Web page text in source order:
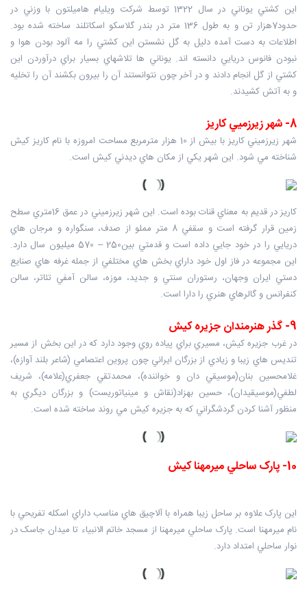
اين کشتي يوناني در سال 1322 توسط شرکت ويليام هاميلتون با وزني در
حدود7هزار تن و به طول 136 متر در بندر گلاسکو اسکاتلند ساخته شده بود.
اطلاعات به دست آمده دليل به گل نشستن اين کشتي را مه آلود بودن هوا و
نبودن فانوس دريايي دانسته اند. يوناني ها تلاشهاي بسيار براي درآوردن اين
کشتي از گل انجام دادند و در آخر چون نتوانستند آن را بيرون بکشند آن را تخليه
و به آتش کشيدند.
8- شهر زيرزميي کاريز
شهر زيرزميني کاريز با بيش از 10 هزار مترمربع مساحت امروزه با نام کاريز کيش
شناخته مي شود. اين شهر يکي از مکان هاي ديدني کيش است.
کاريز در قديم به معناي قنات بوده است. اين شهر زيرزميني در عمق 16متري سطح
زمين قرار گرفته است و سقفي 8 متر مملو از صدف، سنگواره و مرجان هاي
دريايي را در خود جايي داده است و قدمتي بين250 – 570 ميليون سال دارد.
اين مجموعه در فاز اول خود داراي بخش هاي مختلفي از جمله غرفه هاي صنايع
دستي ايران وجهان، رستوران سنتي و جديد، موزه، سالن آمفي تئاتر، سالن
کنفرانس و گالرهاي هنري را دارا است.
9- گذر هنرمندان جزيره کيش
در غرب جزيره کيش، مسيري براي پياده روي وجود دارد که در اين بخش از مسير
تنديس هاي زيبا و زيادي از بزرگان ايراني چون پروين اعتصامي (شاعر بلند آوازه)،
غلامحسين بنان(موسيقي دان و خواننده)، محمدتقي جعفري(علامه)، شريف
لطفي(موسيقيدان)، حسين بهزاد(نقاش و مينياتوريست) و بزرگان ديگري به
منظور آشنا کردن گردشگراني که به جزيره کيش مي روند ساخته شده است.
10- پارک ساحلي ميرمهنا کيش
اين پارک علاوه بر ساحل زيبا همراه با آلاچيق هاي مناسب داراي اسکله تفريحي با
نام ميرمهنا است. پارک ساحلي ميرمهنا از مسجد خاتم الانبياء تا ميدان جاسک در
نوار ساحلي امتداد دارد.